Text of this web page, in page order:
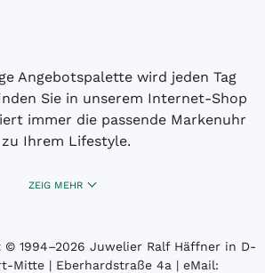
Angebotspalette wird jeden Tag
Sie in unserem Internet-Shop
immer die passende Markenuhr
zu Ihrem Lifestyle.
ZEIG MEHR
© 1994­–2026 Juwelier Ralf Häffner in D-
Mitte | Eberhardstraße 4a | eMail: